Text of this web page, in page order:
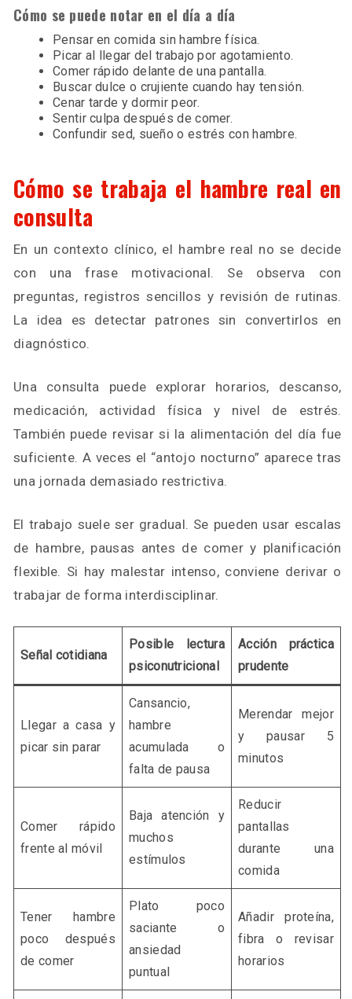
Cómo se puede notar en el día a día
Pensar en comida sin hambre física.
Picar al llegar del trabajo por agotamiento.
Comer rápido delante de una pantalla.
Buscar dulce o crujiente cuando hay tensión.
Cenar tarde y dormir peor.
Sentir culpa después de comer.
Confundir sed, sueño o estrés con hambre.
Cómo se trabaja el hambre real en
consulta
En un contexto clínico, el hambre real no se decide
con una frase motivacional. Se observa con
preguntas, registros sencillos y revisión de rutinas.
La idea es detectar patrones sin convertirlos en
diagnóstico.
Una consulta puede explorar horarios, descanso,
medicación, actividad física y nivel de estrés.
También puede revisar si la alimentación del día fue
suficiente. A veces el “antojo nocturno” aparece tras
una jornada demasiado restrictiva.
El trabajo suele ser gradual. Se pueden usar escalas
de hambre, pausas antes de comer y planificación
flexible. Si hay malestar intenso, conviene derivar o
trabajar de forma interdisciplinar.
Señal cotidiana
Posible lectura
psiconutricional
Acción práctica
prudente
Llegar a casa y
picar sin parar
Cansancio,
hambre
acumulada o
falta de pausa
Merendar mejor
y pausar 5
minutos
Comer rápido
frente al móvil
Baja atención y
muchos
estímulos
Reducir
pantallas
durante una
comida
Tener hambre
poco después
de comer
Plato poco
saciante o
ansiedad
puntual
Añadir proteína,
fibra o revisar
horarios